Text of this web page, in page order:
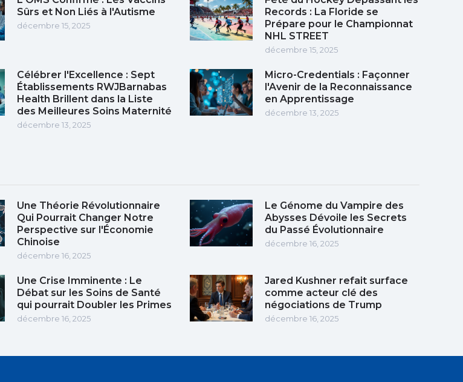
Sûrs et Non Liés à l'Autisme
décembre 15, 2025
Records : La Floride se
Prépare pour le Championnat
NHL STREET
décembre 15, 2025
Célébrer l'Excellence : Sept
Établissements RWJBarnabas
Health Brillent dans la Liste
des Meilleures Soins Maternité
décembre 13, 2025
Micro-Credentials : Façonner
l'Avenir de la Reconnaissance
en Apprentissage
décembre 13, 2025
Une Théorie Révolutionnaire
Qui Pourrait Changer Notre
Perspective sur l'Économie
Chinoise
décembre 16, 2025
Le Génome du Vampire des
Abysses Dévoile les Secrets
du Passé Évolutionnaire
décembre 16, 2025
Une Crise Imminente : Le
Débat sur les Soins de Santé
qui pourrait Doubler les Primes
décembre 16, 2025
Jared Kushner refait surface
comme acteur clé des
négociations de Trump
décembre 16, 2025